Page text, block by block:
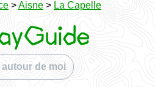
>Aisne > La Capelle
autour de moi